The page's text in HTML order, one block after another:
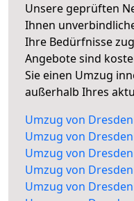
Unsere geprüften
Ihnen
Ihre Bedürfnisse
Angebote sind
Sie einen Umzug
außerhalb Ihres
Umzug von
Umzug von
Umzug von
Umzug von
Umzug von